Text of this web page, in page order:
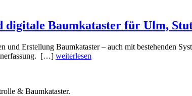
digitale Baumkataster für Ulm,
und Erstellung Baumkataster – auch mit bestehenden
[…] weiterlesen
& Baumkataster.